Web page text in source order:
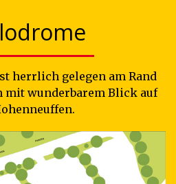
herrlich gelegen am Rand
mit wunderbarem Blick auf